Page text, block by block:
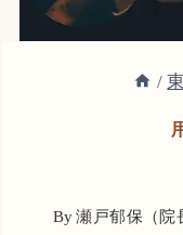
/
By 瀬戸郁保（院